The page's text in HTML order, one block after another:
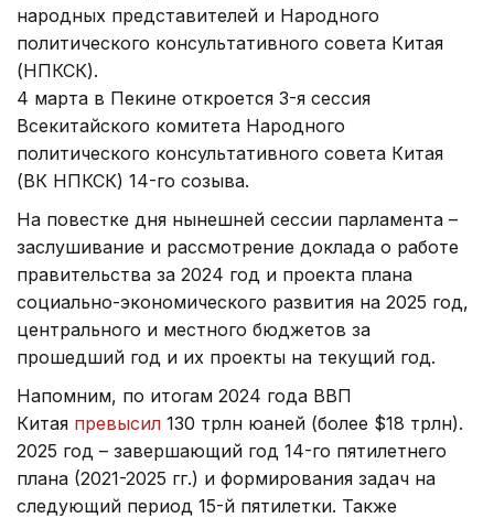
народных представителей и Народного
политического консультативного совета Китая
(НПКСК).
4 марта в Пекине откроется 3-я сессия
Всекитайского комитета Народного
политического консультативного совета Китая
(ВК НПКСК) 14-го созыва.
На повестке дня нынешней сессии парламента –
заслушивание и рассмотрение доклада о работе
правительства за 2024 год и проекта плана
социально-экономического развития на 2025 год,
центрального и местного бюджетов за
прошедший год и их проекты на текущий год.
Напомним, по итогам 2024 года ВВП
Китая превысил 130 трлн юаней (более $18 трлн).
2025 год – завершающий год 14-го пятилетнего
плана (2021-2025 гг.) и формирования задач на
следующий период 15-й пятилетки. Также